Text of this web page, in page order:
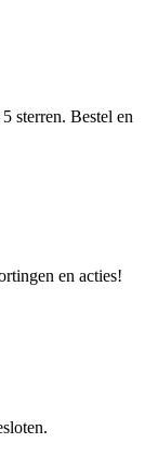
sterren. Bestel en
en acties!